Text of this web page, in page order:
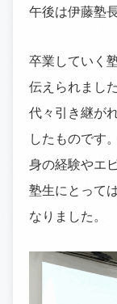
午後は伊藤塾
卒業していく
伝えられまし
代々引き継が
したものです
身の経験やエ
塾生にとって
なりました。